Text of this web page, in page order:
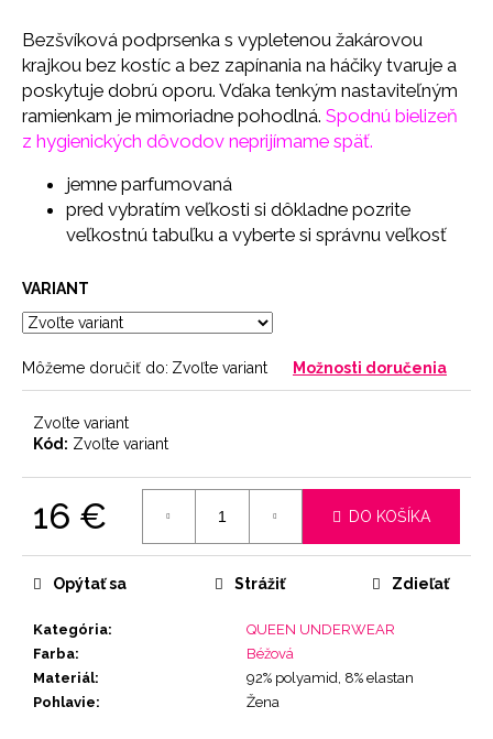
Bezšvíková podprsenka s vypletenou žakárovou
krajkou bez kostíc a bez zapínania na háčiky tvaruje a
poskytuje dobrú oporu. Vďaka tenkým nastaviteľným
ramienkam je mimoriadne pohodlná. Spodnú bielizeň
z hygienických dôvodov neprijímame späť.
jemne parfumovaná
pred vybratím veľkosti si dôkladne pozrite
veľkostnú tabuľku a vyberte si správnu veľkosť
VARIANT
Môžeme doručiť do: Zvoľte variant Možnosti doručenia
Zvoľte variant
Kód: Zvoľte variant
16 € DO KOŠÍKA
Kategória:
QUEEN UNDERWEAR
Farba:
Béžová
Materiál:
92% polyamid, 8% elastan
Pohlavie: Žena
Opýtať sa Strážiť Zdieľať
a
m
e
BRAZILKY
CHOCOLATE